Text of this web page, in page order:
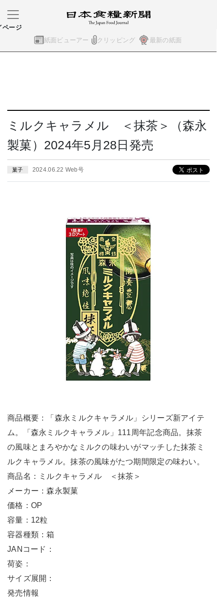
紙面ビューアー クリッピング 最新の紙面
ページ
ミルクキャラメル ＜抹茶＞（森永
製菓）2024年5月28日発売
菓子 2024.06.22 Web号
商品概要：「森永ミルクキャラメル」シリーズ新アイテ
ム。「森永ミルクキャラメル」111周年記念商品。抹茶
の風味とまろやかなミルクの味わいがマッチした抹茶ミ
ルクキャラメル。抹茶の風味がたつ期間限定の味わい。
商品名：ミルクキャラメル ＜抹茶＞
メーカー：森永製菓
価格：OP
容量：12粒
容器種類：箱
JANコード：
荷姿：
サイズ展開：
発売情報